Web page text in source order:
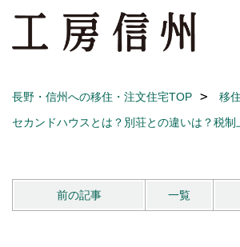
長野・信州への移住・注文住宅TOP
移
セカンドハウスとは？別荘との違いは？税制
前の記事 一覧